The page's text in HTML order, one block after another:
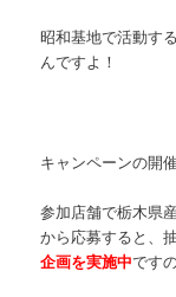
昭和基地で活動す
んですよ！
キャンペーンの開
参加店舗で栃木県
から応募すると、
企画を実施中です